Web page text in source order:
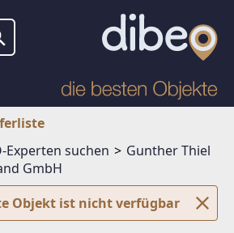
Experten suchen
Gunther Thiel
GmbH
Objekt ist nicht verfügbar